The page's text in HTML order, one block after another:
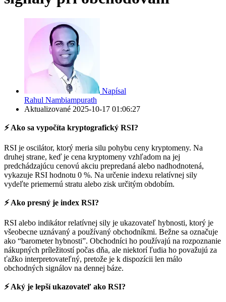
Napísal
Rahul Nambiampurath
Aktualizované 2025-10-17 01:06:27
⚡️ Ako sa vypočíta kryptografický RSI?
RSI je oscilátor, ktorý meria silu pohybu ceny kryptomeny. Na
druhej strane, keď je cena kryptomeny vzhľadom na jej
predchádzajúcu cenovú akciu prepredaná alebo nadhodnotená,
vykazuje RSI hodnotu 0 %. Na určenie indexu relatívnej sily
vydeľte priemernú stratu alebo zisk určitým obdobím.
⚡️ Ako presný je index RSI?
RSI alebo indikátor relatívnej sily je ukazovateľ hybnosti, ktorý je
všeobecne uznávaný a používaný obchodníkmi. Bežne sa označuje
ako “barometer hybnosti”. Obchodníci ho používajú na rozpoznanie
nákupných príležitostí počas dňa, ale niektorí ľudia ho považujú za
ťažko interpretovateľný, pretože je k dispozícii len málo
obchodných signálov na dennej báze.
⚡️ Aký je lepší ukazovateľ ako RSI?